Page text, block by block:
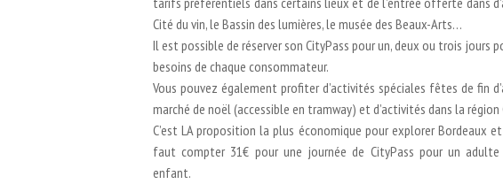
Cité du vin, le Bassin des lumières, le musée des Beaux-Arts…
Il est possible de réserver son CityPass pour un, deux ou trois jours
besoins de chaque consommateur.
Vous pouvez également profiter d’activités spéciales fêtes de fin
marché de noël (accessible en tramway) et d’activités dans la région
C’est LA proposition la plus économique pour explorer Bordeaux
faut compter 31€ pour une journée de CityPass pour un
enfant.